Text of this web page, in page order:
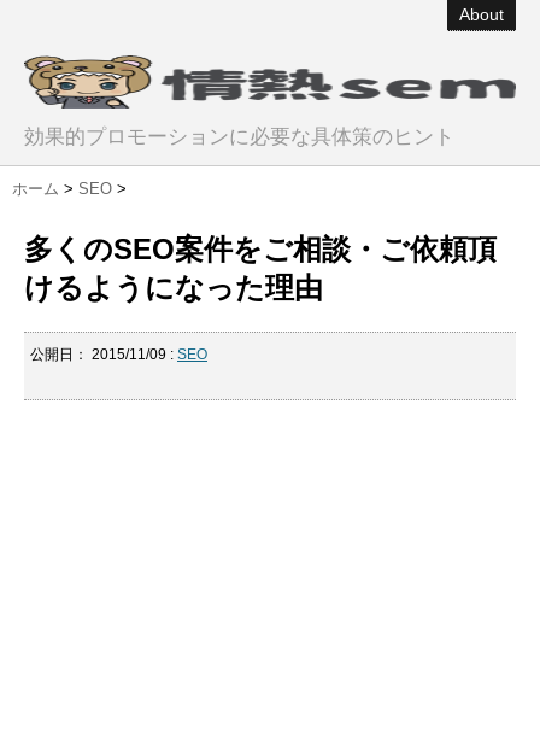
About
効果的プロモーションに必要な具体策のヒント
ホーム > SEO >
多くのSEO案件をご相談・ご依頼頂
けるようになった理由
公開日： 2015/11/09 : SEO